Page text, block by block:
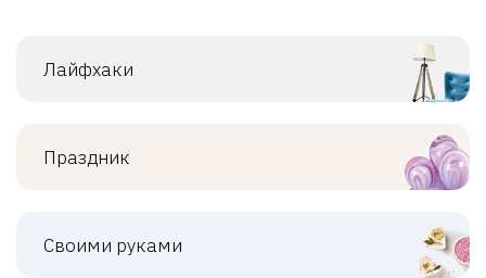
Лайфхаки
Праздник
Своими руками